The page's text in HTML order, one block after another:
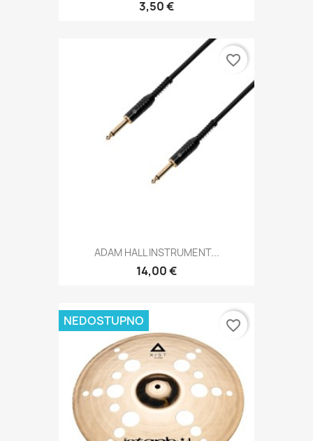
3,50 €
ADAM HALL INSTRUMENT...
14,00 €
favorite_border
NEDOSTUPNO favorite_border